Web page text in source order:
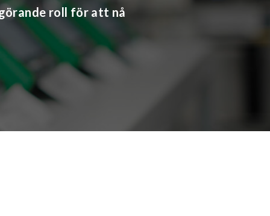
roll för att nå